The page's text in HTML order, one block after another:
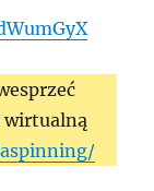
wirtualną